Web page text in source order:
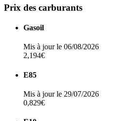
Prix des carburants
Gasoil
Mis à jour le 06/08/2026
2,194€
E85
Mis à jour le 29/07/2026
0,829€